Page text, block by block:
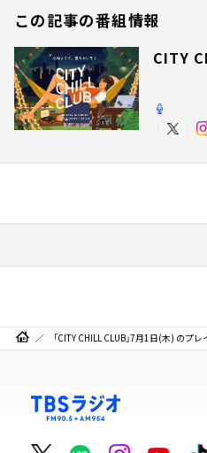
この記事の番組情報
CITY
「CITY CHILL CLUB」7月1日(木) のプ